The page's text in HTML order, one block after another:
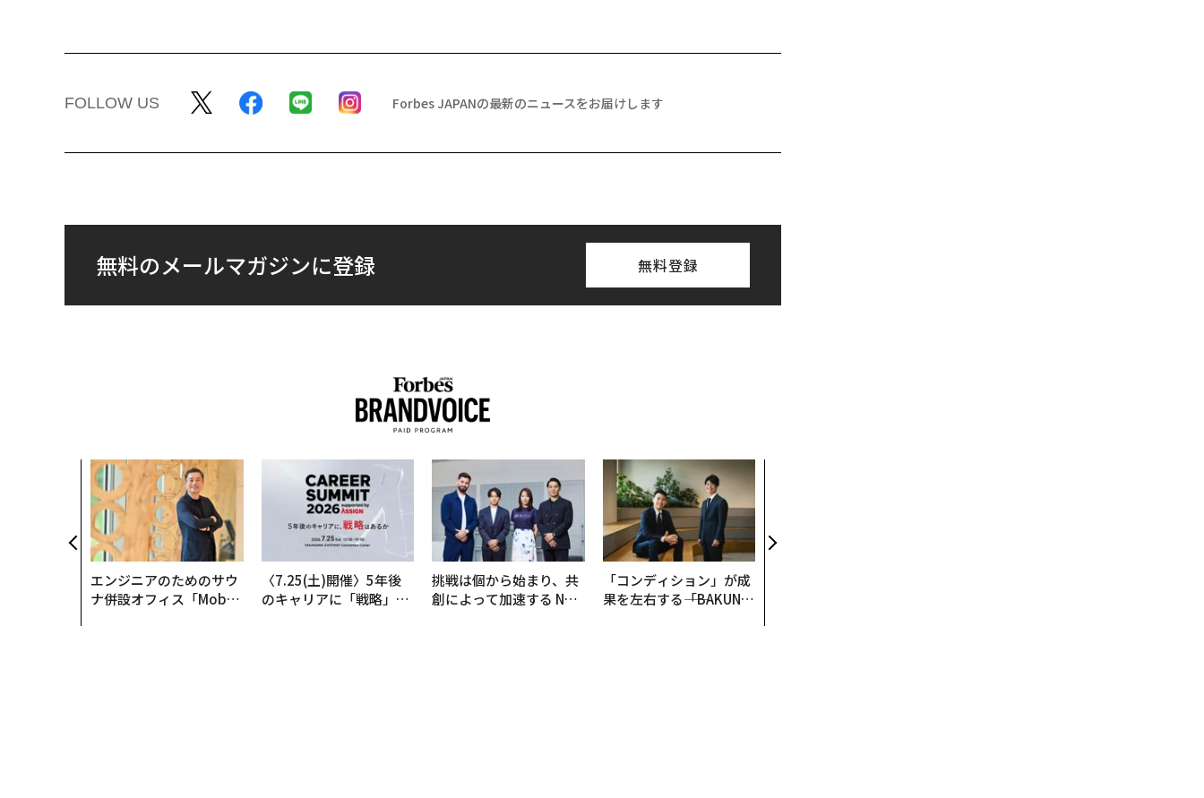
FOLLOW US Forbes JAPANの最新のニュースをお届けします
無料のメールマガジンに登録 無料登録
エンジニアのためのサウ
ナ併設オフィス「Mobiu
〈7.25(土)開催〉5年後
のキャリアに「戦略」は
挑戦は個から始まり、共
創によって加速する NOR
「コンディション」が成
果を左右する――「BAKUN